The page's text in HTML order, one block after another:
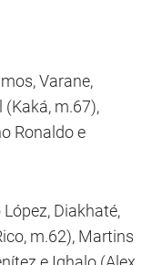
Varane,
(Kaká, m.67),
Ronaldo e
Diakhaté,
m.62), Martins